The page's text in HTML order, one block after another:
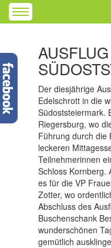
Der diesjährige
Edelschrott in die
Südoststeiermark.
Riegersburg, wo
Führung durch die
leckeren
Teilnehmerinnen
Schloss Kornberg.
es für die VP
Zotter, wo
Abschluss des
Buschenschank
wunderschönen
gemütlich